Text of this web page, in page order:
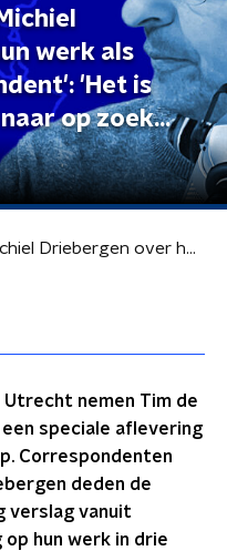
werk als
'Het is
op zoek
Kysia Hekster en Michiel Driebergen over hun werk als 'oorlogscorrespondent': 'Het is nooit iets waar je naar op zoek gaat'
nemen Tim de
speciale aflevering
Correspondenten
deden de
verslag vanuit
op hun werk in drie